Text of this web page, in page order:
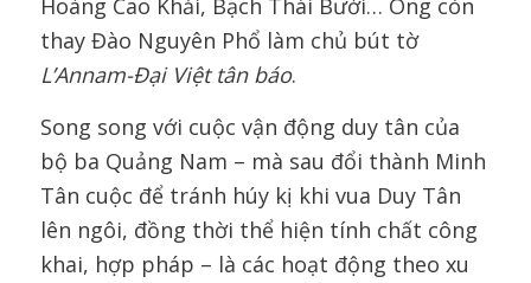
thay Đào Nguyên Phổ làm chủ bút tờ
L’Annam-Đại Việt tân báo.
Song song với cuộc vận động duy tân của
bộ ba Quảng Nam – mà sau đổi thành Minh
Tân cuộc để tránh húy kị khi vua Duy Tân
lên ngôi, đồng thời thể hiện tính chất công
khai, hợp pháp – là các hoạt động theo xu